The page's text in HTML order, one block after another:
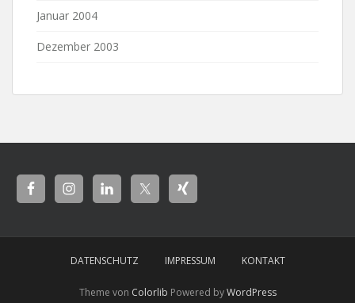
Januar 2004
Dezember 2003
DATENSCHUTZ IMPRESSUM KONTAKT
Theme von Colorlib Powered byWordPress